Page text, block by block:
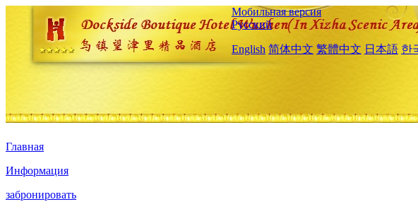
Мобильная версия
Русский
English 简体中文 繁體中文 日本語 한
Главная
Информация
забронировать